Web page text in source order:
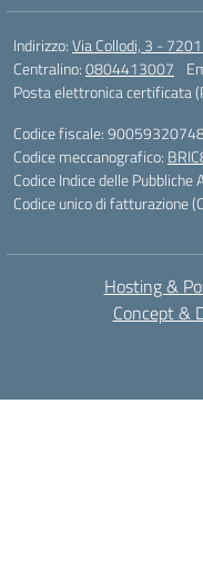
Indirizzo:Via Collodi, 3 -
Centralino:0804413007
Posta elettronica certificata
Codice fiscale:
Codice meccanografico:
Codice Indice delle
Codice unico di fatturazione
Hosting &
Concept &